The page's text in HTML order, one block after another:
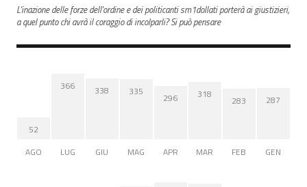
L'inazione delle forze dell'ordine e dei politicanti sm1dollati porterà ai giustizieri,
a quel punto chi avrà il coraggio di incolparli? Si può pensare
52
AGO
366
LUG
338
GIU
335
MAG
296
APR
318
MAR
283
FEB
287
GEN